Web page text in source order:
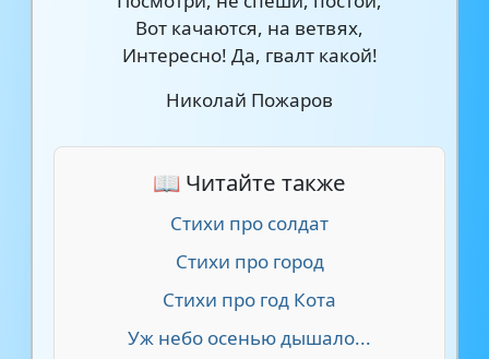
Вот качаются, на ветвях,
Интересно! Да, гвалт какой!
Николай Пожаров
📖 Читайте также
Стихи про солдат
Стихи про город
Стихи про год Кота
Уж небо осенью дышало...